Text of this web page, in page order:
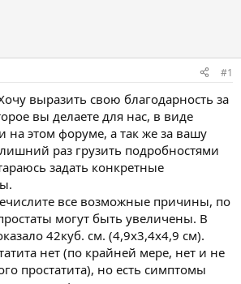
#1
выразить свою благодарность за
вы делаете для нас, в виде
на этом форуме, а так же за вашу
раз грузить подробностями
задать конкретные
все возможные причины, по
могут быть увеличены. В
42куб. см. (4,9x3,4x4,9 см).
нет (по крайней мере, нет и не
простатита), но есть симптомы